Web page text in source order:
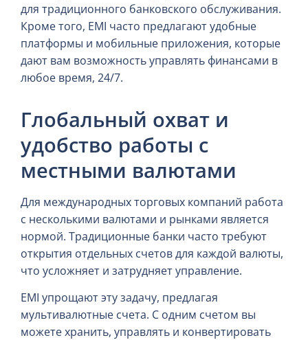
для традиционного банковского обслуживания.
Кроме того, EMI часто предлагают удобные
платформы и мобильные приложения, которые
дают вам возможность управлять финансами в
любое время, 24/7.
Глобальный охват и
удобство работы с
местными валютами
Для международных торговых компаний работа
с несколькими валютами и рынками является
нормой. Традиционные банки часто требуют
открытия отдельных счетов для каждой валюты,
что усложняет и затрудняет управление.
EMI упрощают эту задачу, предлагая
мультивалютные счета. С одним счетом вы
можете хранить, управлять и конвертировать